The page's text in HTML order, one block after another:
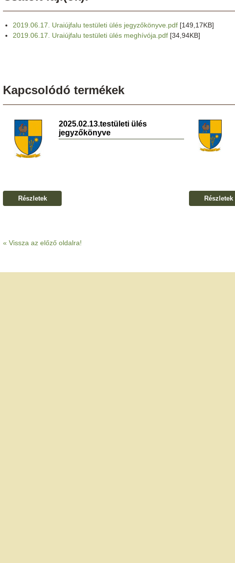
2019.06.17. Uraiújfalu testületi ülés jegyzőkönyve.pdf [149,17KB]
2019.06.17. Uraiújfalu testületi ülés meghívója.pdf [34,94KB]
Kapcsolódó termékek
2025.02.13.testületi ülés
jegyzőkönyve
Részletek Részletek
« Vissza az előző oldalra!